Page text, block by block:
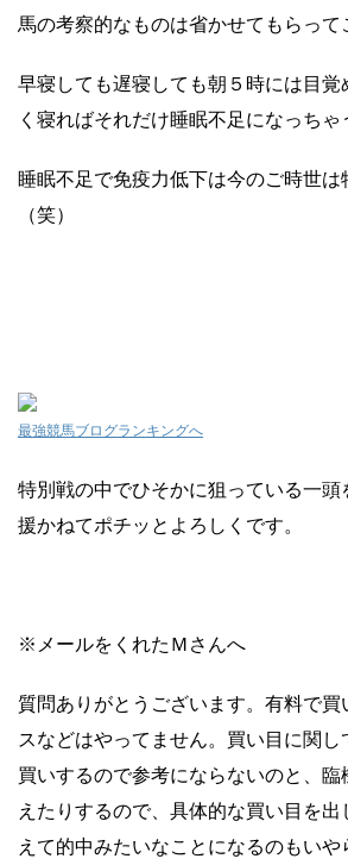
馬の考察的なものは省かせてもらって
早寝しても遅寝しても朝５時には目覚
く寝ればそれだけ睡眠不足になっちゃ
睡眠不足で免疫力低下は今のご時世は
（笑）
最強競馬ブログランキングへ
特別戦の中でひそかに狙っている一頭
援かねてポチッとよろしくです。
※メールをくれたＭさんへ
質問ありがとうございます。有料で買
スなどはやってません。買い目に関
買いするので参考にならないのと、
えたりするので、具体的な買い目を
えて的中みたいなことになるのもいや